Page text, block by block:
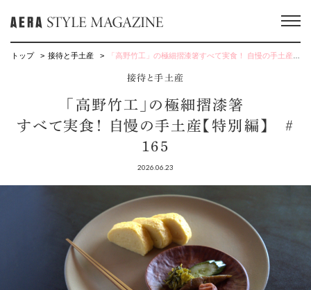
トップ 接待と手土産 「高野竹工」の極細摺漆箸すべて実食！ 自慢の手土産【特別編】 ＃165
接待と手土産
「高野竹工」の極細摺漆箸
すべて実食！ 自慢の手土産【特別編】 ＃
165
2026.06.23